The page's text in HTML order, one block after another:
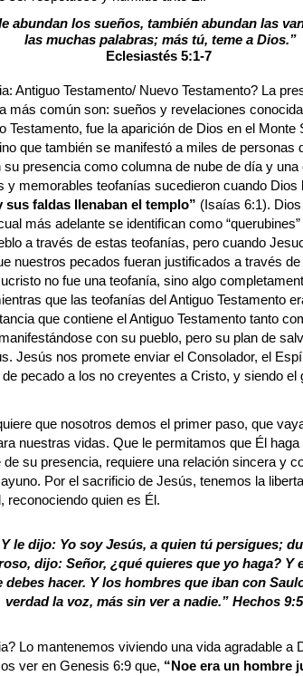
abundan los sueños, también abundan las
las muchas palabras; más tú, teme a Dios.”
Eclesiastés 5:1-7
Antiguo Testamento/ Nuevo Testamento? La
más común son: sueños y revelaciones
Testamento, fue la aparición de Dios en el
que también se manifestó a miles de personas
presencia como columna de nube de día y
y memorables teofanías sucedieron cuando Dios
faldas llenaban el templo” (Isaías 6:1).
más adelante se identifican como
a través de estas teofanías, pero cuando
nuestros pecados fueran justificados a través
no fue una teofanía, sino algo
que las teofanías del Antiguo Testamento
que contiene el Antiguo Testamento tanto
con su pueblo, pero su plan de
Jesús nos promete enviar el Consolador, el
pecado a los no creyentes a Cristo, y siendo
que nosotros demos el primer paso, que
nuestras vidas. Que le permitamos que Él
su presencia, requiere una relación sincera y
Por el sacrificio de Jesús, tenemos la
reconociendo quien es Él.
le dijo: Yo soy Jesús, a quien tú persigues;
dijo: Señor, ¿qué quieres que yo haga? Y
debes hacer. Y los hombres que iban con
verdad la voz, más sin ver a nadie.” Hechos
Lo mantenemos viviendo una vida agradable a
ver en Genesis 6:9 que, “Noe era un hombre